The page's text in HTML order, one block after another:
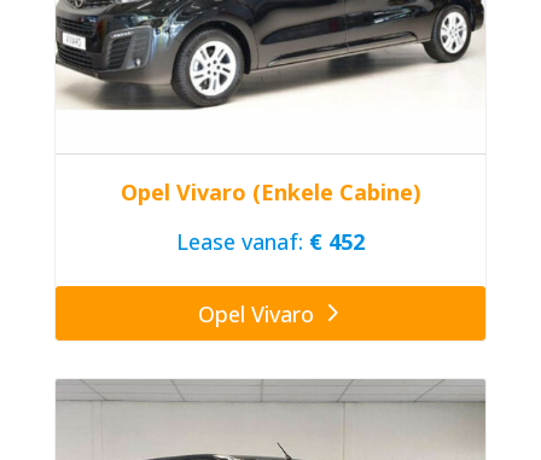
Opel Vivaro (Enkele Cabine)
Lease vanaf: € 452
Opel Vivaro